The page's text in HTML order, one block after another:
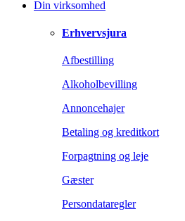
Din virksomhed
Erhvervsjura
Afbestilling
Alkoholbevilling
Annoncehajer
Betaling og kreditkort
Forpagtning og leje
Gæster
Persondataregler